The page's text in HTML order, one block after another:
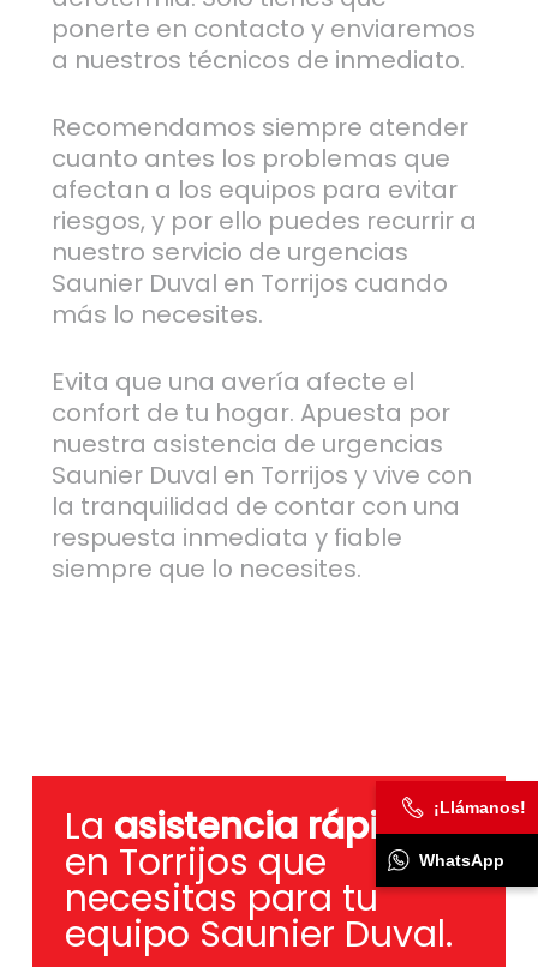
ponerte en contacto y enviaremos
a nuestros técnicos de inmediato.
Recomendamos siempre atender
cuanto antes los problemas que
afectan a los equipos para evitar
riesgos, y por ello puedes recurrir a
nuestro servicio de urgencias
Saunier Duval en Torrijos cuando
más lo necesites.
Evita que una avería afecte el
confort de tu hogar. Apuesta por
nuestra asistencia de urgencias
Saunier Duval en Torrijos y vive con
la tranquilidad de contar con una
respuesta inmediata y fiable
siempre que lo necesites.
La asistencia rápida
en Torrijos que
necesitas para tu
equipo Saunier Duval.
¡Llámanos!
WhatsApp